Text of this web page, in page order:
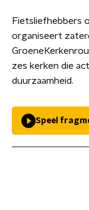
Fietsliefhebbers
organiseert
zes kerken die
duurzaamheid.
Speel